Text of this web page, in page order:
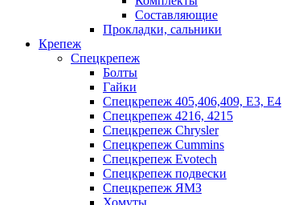
Составляющие
Прокладки, сальники
Крепеж
Спецкрепеж
Болты
Гайки
Спецкрепеж 405,406,409, Е3, Е4
Спецкрепеж 4216, 4215
Спецкрепеж Chrysler
Спецкрепеж Cummins
Спецкрепеж Evotech
Спецкрепеж подвески
Спецкрепеж ЯМЗ
Хомуты